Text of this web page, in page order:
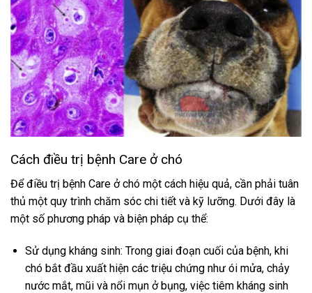
Cách điều trị bệnh Care ở chó
Để điều trị bệnh Care ở chó một cách hiệu quả, cần phải tuân
thủ một quy trình chăm sóc chi tiết và kỹ lưỡng. Dưới đây là
một số phương pháp và biện pháp cụ thể:
Sử dụng kháng sinh: Trong giai đoạn cuối của bệnh, khi
chó bắt đầu xuất hiện các triệu chứng như ói mửa, chảy
nước mắt, mũi và nổi mụn ở bụng, việc tiêm kháng sinh